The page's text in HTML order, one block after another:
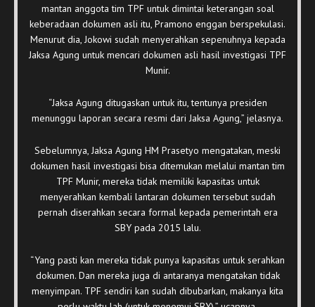
mantan anggota tim TPF untuk dimintai keterangan soal
keberadaan dokumen asli itu, Pramono enggan berspekulasi.
Menurut dia, Jokowi sudah menyerahkan sepenuhnya kepada
Jaksa Agung untuk mencari dokumen asli hasil investigasi TPF
Munir.
“Jaksa Agung ditugaskan untuk itu, tentunya presiden
menunggu laporan secara resmi dari Jaksa Agung,” jelasnya.
Sebelumnya, Jaksa Agung HM Prasetyo mengatakan, meski
dokumen hasil investigasi bisa ditemukan melalui mantan tim
TPF Munir, mereka tidak memiliki kapasitas untuk
menyerahkan kembali lantaran dokumen tersebut sudah
pernah diserahkan secara formal kepada pemerintah era
SBY pada 2015 lalu.
“Yang pasti kan mereka tidak punya kapasitas untuk serahkan
dokumen. Dan mereka juga di antaranya mengatakan tidak
menyimpan. TPF sendiri kan sudah dibubarkan, makanya kita